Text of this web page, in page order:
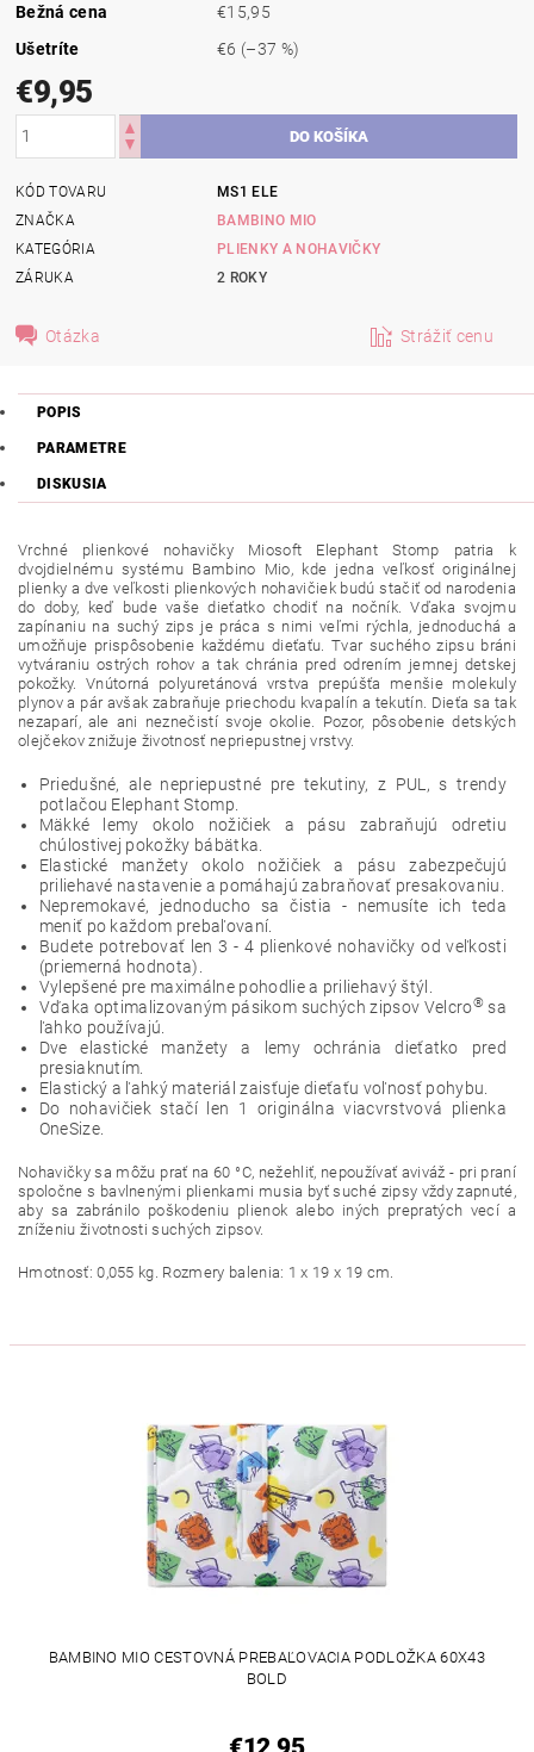
Bežná cena
€15,95
Ušetríte
€6 (–37 %)
€9,95
KÓD TOVARU
MS1 ELE
ZNAČKA
BAMBINO MIO
KATEGÓRIA
PLIENKY A NOHAVIČKY
ZÁRUKA
2 ROKY
Otázka Strážiť cenu
POPIS
PARAMETRE
DISKUSIA
Vrchné plienkové nohavičky Miosoft Elephant Stomp patria k
dvojdielnému systému Bambino Mio, kde jedna veľkosť originálnej
plienky a dve veľkosti plienkových nohavičiek budú stačiť od narodenia
do doby, keď bude vaše dieťatko chodiť na nočník. Vďaka svojmu
zapínaniu na suchý zips je práca s nimi veľmi rýchla, jednoduchá a
umožňuje prispôsobenie každému dieťaťu. Tvar suchého zipsu bráni
vytváraniu ostrých rohov a tak chránia pred odrením jemnej detskej
pokožky. Vnútorná polyuretánová vrstva prepúšťa menšie molekuly
plynov a pár avšak zabraňuje priechodu kvapalín a tekutín. Dieťa sa tak
nezaparí, ale ani neznečistí svoje okolie. Pozor, pôsobenie detských
olejčekov znižuje životnosť nepriepustnej vrstvy.
Priedušné, ale nepriepustné pre tekutiny, z PUL, s trendy
potlačou Elephant Stomp.
Mäkké lemy okolo nožičiek a pásu zabraňujú odretiu
chúlostivej pokožky bábätka.
Elastické manžety okolo nožičiek a pásu zabezpečujú
priliehavé nastavenie a pomáhajú zabraňovať presakovaniu.
Nepremokavé, jednoducho sa čistia - nemusíte ich teda
meniť po každom prebaľovaní.
Budete potrebovať len 3 - 4 plienkové nohavičky od veľkosti
(priemerná hodnota).
Vylepšené pre maximálne pohodlie a priliehavý štýl.
Vďaka optimalizovaným pásikom suchých zipsov Velcro® sa
ľahko používajú.
Dve elastické manžety a lemy ochránia dieťatko pred
presiaknutím.
Elastický a ľahký materiál zaisťuje dieťaťu voľnosť pohybu.
Do nohavičiek stačí len 1 originálna viacvrstvová plienka
OneSize.
Nohavičky sa môžu prať na 60 °C, nežehliť, nepoužívať aviváž - pri praní
spoločne s bavlnenými plienkami musia byť suché zipsy vždy zapnuté,
aby sa zabránilo poškodeniu plienok alebo iných prepratých vecí a
zníženiu životnosti suchých zipsov.
Hmotnosť: 0,055 kg. Rozmery balenia: 1 x 19 x 19 cm.
BAMBINO MIO CESTOVNÁ PREBAĽOVACIA PODLOŽKA 60X43
BOLD